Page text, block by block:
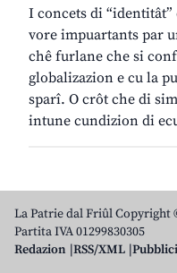
I concets di
vore impuartants par
chê furlane che si
globalizazion e cu la
sparî. O crôt che di
intune cundizion di
La Patrie dal Friûl Copyright
Partita IVA 01299830305
Redazion RSS/XML